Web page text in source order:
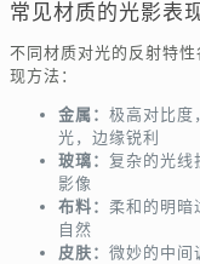
常见材质的光影表
不同材质对光的反射特
现方法：
金属： 极高对比度
光，边缘锐利
玻璃： 复杂的光线
影像
布料： 柔和的明暗
自然
皮肤： 微妙的中间